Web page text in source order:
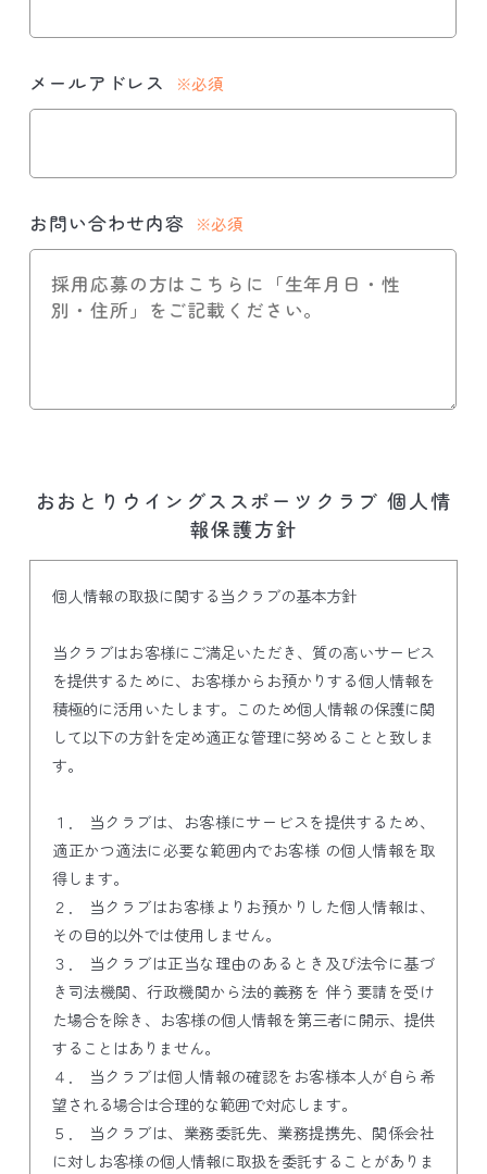
メールアドレス ※必須
お問い合わせ内容 ※必須
おおとりウイングススポーツクラブ 個人情
報保護方針
個人情報の取扱に関する当クラブの基本方針
当クラブはお客様にご満足いただき、質の高いサービス
を提供するために、お客様からお預かりする個人情報を
積極的に活用いたします。このため個人情報の保護に関
して以下の方針を定め適正な管理に努めることと致しま
す。
１． 当クラブは、お客様にサービスを提供するため、
適正かつ適法に必要な範囲内でお客様 の個人情報を取
得します。
２． 当クラブはお客様よりお預かりした個人情報は、
その目的以外では使用しません。
３． 当クラブは正当な理由のあるとき及び法令に基づ
き司法機関、行政機関から法的義務を 伴う要請を受け
た場合を除き、お客様の個人情報を第三者に開示、提供
することはありません。
４． 当クラブは個人情報の確認をお客様本人が自ら希
望される場合は合理的な範囲で対応します。
５． 当クラブは、業務委託先、業務提携先、関係会社
に対しお客様の個人情報に取扱を委託することがありま